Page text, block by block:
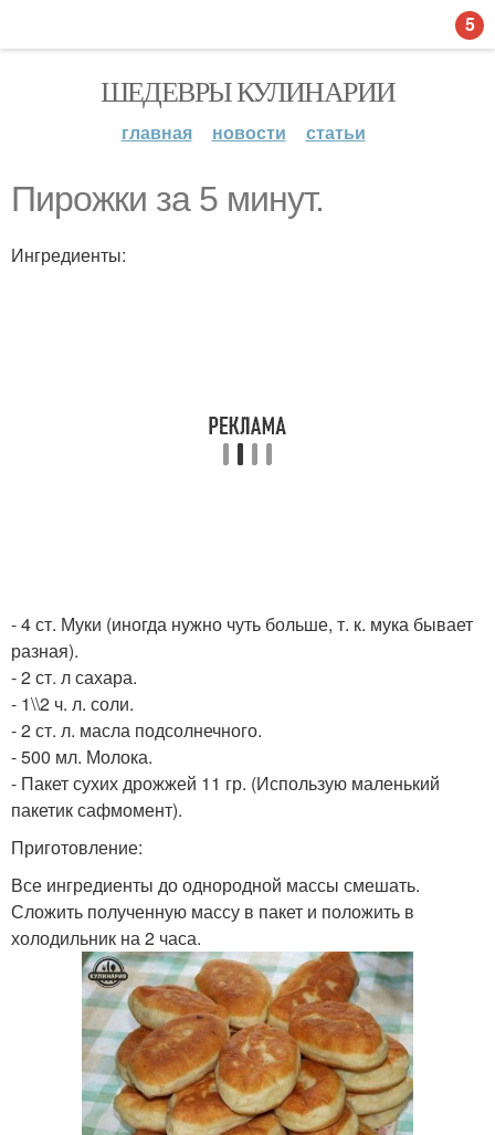
ШЕДЕВРЫ КУЛИНАРИИ
главная новости статьи
Пирожки за 5 минут.
Ингредиенты:
- 4 ст. Муки (иногда нужно чуть больше, т. к. мука бывает
разная).
- 2 ст. л сахара.
- 1\\2 ч. л. соли.
- 2 ст. л. масла подсолнечного.
- 500 мл. Молока.
- Пакет сухих дрожжей 11 гр. (Использую маленький
пакетик сафмомент).
Приготовление:
Все ингредиенты до однородной массы смешать.
Сложить полученную массу в пакет и положить в
холодильник на 2 часа.
5